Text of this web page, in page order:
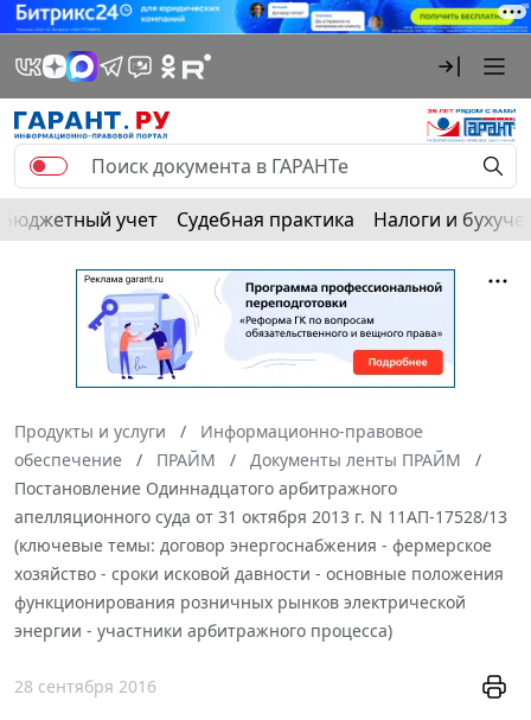
Бюджетный учет Судебная практика Налоги и
Продукты и услуги
Информационно-правовое
обеспечение
ПРАЙМ
Документы ленты ПРАЙМ
Постановление Одиннадцатого арбитражного
апелляционного суда от 31 октября 2013 г. N 11АП-17528/13
(ключевые темы: договор энергоснабжения - фермерское
хозяйство - сроки исковой давности - основные положения
функционирования розничных рынков электрической
энергии - участники арбитражного процесса)
28 сентября 2016